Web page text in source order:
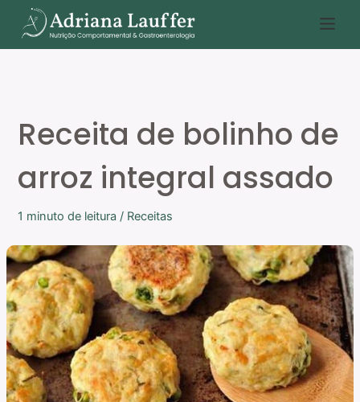
para
o
Receita de bolinho de
arroz integral assado
1 minuto de leitura / Receitas
e
a